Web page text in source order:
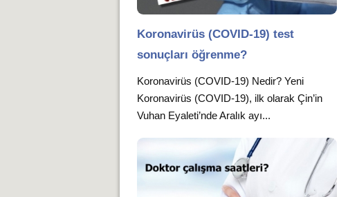
Koronavirüs (COVID-19) test
sonuçları öğrenme?
Koronavirüs (COVID-19) Nedir? Yeni
Koronavirüs (COVID-19), ilk olarak Çin’in
Vuhan Eyaleti’nde Aralık ayı...